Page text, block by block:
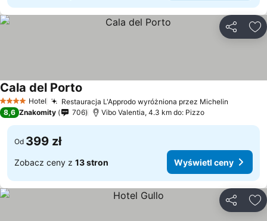
4 KategoriaHotel Restauracja L'Approdo wyróżniona przez Michelin
Cala del Porto
8,6 Znakomity 706 Vibo Valentia, 4.3 km do: Pizzo
Od 399 zł
Zobacz ceny z 13 stron Wyświetl ceny